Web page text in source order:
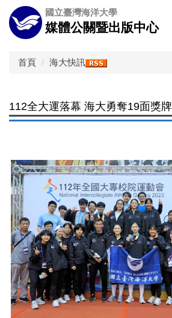
跳
到
主
國立臺灣海洋大學
媒體公關暨出版中心
首頁 海大快訊
112全大運落幕 海大勇奪19面獎牌